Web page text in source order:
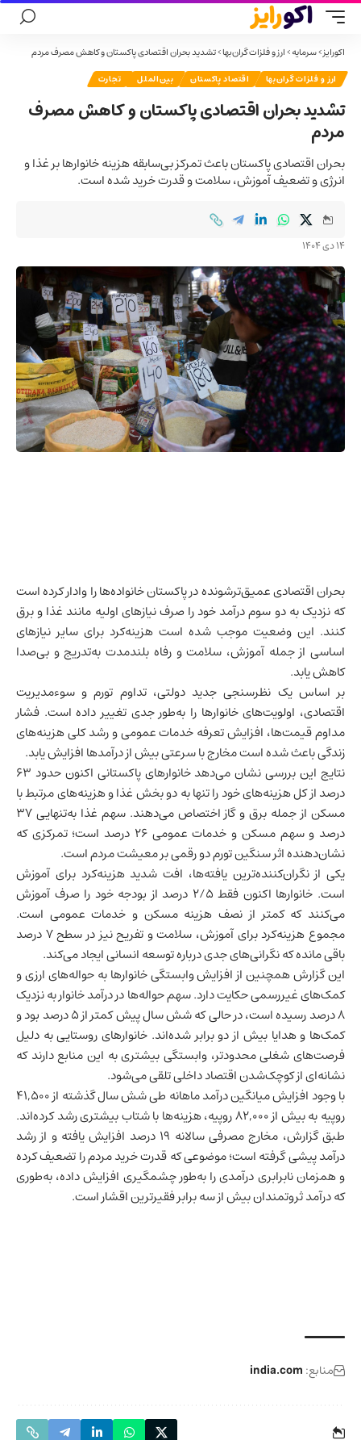
اکورایز>سرمایه>ارز و فلزات گران‌بها>تشدید بحران اقتصادی پاکستان و کاهش مصرف مردم
ارز و فلزات گران‌بها اقتصاد پاکستان بین‌الملل تجارت
تشدید بحران اقتصادی پاکستان و کاهش مصرف
مردم
بحران اقتصادی پاکستان باعث تمرکز بی‌سابقه هزینه خانوارها بر غذا و
انرژی و تضعیف آموزش، سلامت و قدرت خرید شده است.
14 دی 1404
بحران اقتصادی عمیق‌ترشونده درپاکستانخانواده‌ها را وادار کرده است
که نزدیک به دو سوم درآمد خود را صرف نیازهای اولیه مانند غذا و برق
کنند. این وضعیت موجب شده است هزینه‌کرد برای سایر نیازهای
اساسی از جمله آموزش، سلامت و رفاه بلندمدت به‌تدریج و بی‌صدا
کاهش یابد.
بر اساس یک نظرسنجی جدید دولتی، تداوم تورم و سوءمدیریت
اقتصادی، اولویت‌های خانوارها را به‌طور جدی تغییر داده است. فشار
مداوم قیمت‌ها، افزایش تعرفه خدمات عمومی و رشد کلی هزینه‌های
زندگی باعث شده است مخارج با سرعتی بیش از درآمدها افزایش یابد.
نتایج این بررسی نشان می‌دهد خانوارهای پاکستانی اکنون حدود ۶۳
درصد از کل هزینه‌های خود را تنها به دو بخش غذا و هزینه‌های مرتبط با
مسکن از جمله برق و گاز اختصاص می‌دهند. سهم غذا به‌تنهایی ۳۷
درصد و سهم مسکن و خدمات عمومی ۲۶ درصد است؛ تمرکزی که
نشان‌دهنده اثر سنگین تورم دو رقمی بر معیشت مردم است.
یکی از نگران‌کننده‌ترین یافته‌ها، افت شدید هزینه‌کرد برای آموزش
است. خانوارها اکنون فقط ۲/۵ درصد از بودجه خود را صرف آموزش
می‌کنند که کمتر از نصف هزینه مسکن و خدمات عمومی است.
مجموع هزینه‌کرد برای آموزش، سلامت و تفریح نیز در سطح ۷ درصد
باقی مانده که نگرانی‌های جدی درباره توسعه انسانی ایجاد می‌کند.
این گزارش همچنین از افزایش وابستگی خانوارها به حواله‌های ارزی و
کمک‌های غیررسمی حکایت دارد. سهم حواله‌ها در درآمد خانوار به نزدیک
۸ درصد رسیده است، در حالی که شش سال پیش کمتر از ۵ درصد بود و
کمک‌ها و هدایا بیش از دو برابر شده‌اند. خانوارهای روستایی به دلیل
فرصت‌های شغلی محدودتر، وابستگی بیشتری به این منابع دارند که
نشانه‌ای از کوچک‌شدن اقتصاد داخلی تلقی می‌شود.
با وجود افزایش میانگین درآمد ماهانه طی شش سال گذشته از ۴۱,۵۰۰
روپیه به بیش از ۸۲,۰۰۰ روپیه، هزینه‌ها با شتاب بیشتری رشد کرده‌اند.
طبق گزارش، مخارج مصرفی سالانه ۱۹ درصد افزایش یافته و از رشد
درآمد پیشی گرفته است؛ موضوعی که قدرت خرید مردم را تضعیف کرده
و همزمان نابرابری درآمدی را به‌طور چشمگیری افزایش داده، به‌طوری
که درآمد ثروتمندان بیش از سه برابر فقیرترین اقشار است.
منابع: india.com